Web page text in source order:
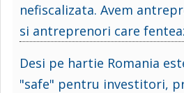
nefiscalizata. Avem
si antreprenori care
Desi pe hartie Romania
"safe" pentru investitori,